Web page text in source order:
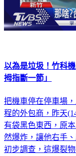
以為是垃圾！竹科
拇指斷一節」
把機車停在停車場
程的外包商，昨天
有袋黑色東西，原
然爆炸，讓他右手
初步調查，這爆裂